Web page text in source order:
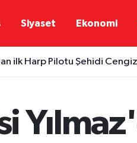
Siyaset Ekonomi
ilk Harp Pilotu Şehidi